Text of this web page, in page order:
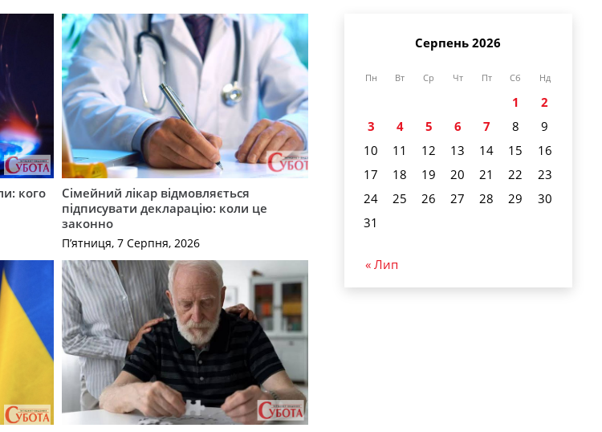
кого
Сімейний лікар відмовляється
підписувати декларацію: коли це
законно
П’ятниця, 7 Серпня, 2026
Серпень 2026
Пн Вт Ср Чт Пт Сб Нд
1
2
3
4 5 6 7 8
9
10
11 12 13 14 15
16
17
18 19 20 21 22
23
24
25 26 27 28 29
30
31
« Лип